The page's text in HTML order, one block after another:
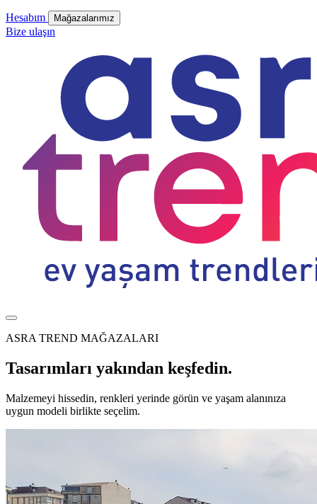
Hesabım Mağazalarımız
Bize ulaşın
ASRA TREND MAĞAZALARI
Tasarımları yakından keşfedin.
Malzemeyi hissedin, renkleri yerinde görün ve yaşam alanınıza
uygun modeli birlikte seçelim.